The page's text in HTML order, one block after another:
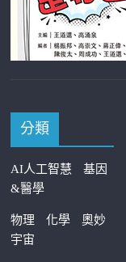
分類
AI人工智慧
基因
&醫學
物理 化學
奧妙
宇宙